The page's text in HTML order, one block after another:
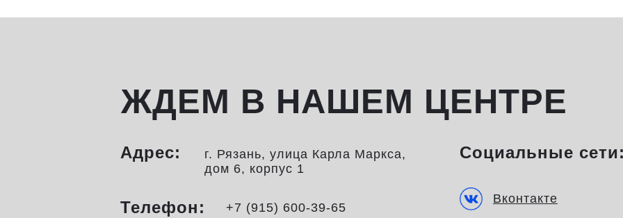
ЖДЕМ В НАШЕМ ЦЕНТРЕ
Вконтакте
Социальные
+7 (915) 600-39-65
Телефон:
г. Рязань, улица Карла Маркса,
дом 6, корпус 1
Адрес: